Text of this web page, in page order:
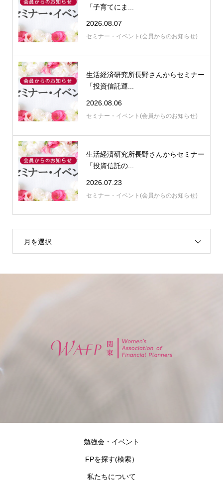
「子育てにま...
2026.08.07
セミナー・イベント(会員からのお知らせ)
生活経済研究所長野さんからセミナー
「投資信託運...
2026.08.06
セミナー・イベント(会員からのお知らせ)
生活経済研究所長野さんからセミナー
「投資信託の...
2026.07.23
セミナー・イベント(会員からのお知らせ)
月を選択
勉強会・イベント
FPを探す(検索）
私たちについて